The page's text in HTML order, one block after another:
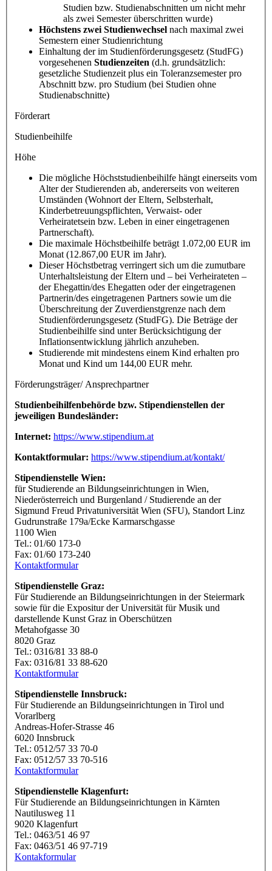
Studien bzw. Studienabschnitten um nicht mehr
als zwei Semester überschritten wurde)
Höchstens zwei Studienwechsel nach maximal zwei
Semestern einer Studienrichtung
Einhaltung der im Studienförderungsgesetz (StudFG)
vorgesehenen Studienzeiten (d.h. grundsätzlich:
gesetzliche Studienzeit plus ein Toleranzsemester pro
Abschnitt bzw. pro Studium (bei Studien ohne
Studienabschnitte)
Förderart
Studienbeihilfe
Höhe
Die mögliche Höchststudienbeihilfe hängt einerseits vom
Alter der Studierenden ab, andererseits von weiteren
Umständen (Wohnort der Eltern, Selbsterhalt,
Kinderbetreuungspflichten, Verwaist- oder
Verheiratetsein bzw. Leben in einer eingetragenen
Partnerschaft).
Die maximale Höchstbeihilfe beträgt 1.072,00 EUR im
Monat (12.867,00 EUR im Jahr).
Dieser Höchstbetrag verringert sich um die zumutbare
Unterhaltsleistung der Eltern und – bei Verheirateten –
der Ehegattin/des Ehegatten oder der eingetragenen
Partnerin/des eingetragenen Partners sowie um die
Überschreitung der Zuverdienstgrenze nach dem
Studienförderungsgesetz (StudFG). Die Beträge der
Studienbeihilfe sind unter Berücksichtigung der
Inflationsentwicklung jährlich anzuheben.
Studierende mit mindestens einem Kind erhalten pro
Monat und Kind um 144,00 EUR mehr.
Förderungsträger/ Ansprechpartner
Studienbeihilfenbehörde bzw. Stipendienstellen der
jeweiligen Bundesländer:
Internet: https://www.stipendium.at
Kontaktformular: https://www.stipendium.at/kontakt/
Stipendienstelle Wien:
für Studierende an Bildungseinrichtungen in Wien,
Niederösterreich und Burgenland / Studierende an der
Sigmund Freud Privatuniversität Wien (SFU), Standort Linz
Gudrunstraße 179a/Ecke Karmarschgasse
1100 Wien
Tel.: 01/60 173-0
Fax: 01/60 173-240
Kontaktformular
Stipendienstelle Graz:
Für Studierende an Bildungseinrichtungen in der Steiermark
sowie für die Expositur der Universität für Musik und
darstellende Kunst Graz in Oberschützen
Metahofgasse 30
8020 Graz
Tel.: 0316/81 33 88-0
Fax: 0316/81 33 88-620
Kontaktformular
Stipendienstelle Innsbruck:
Für Studierende an Bildungseinrichtungen in Tirol und
Vorarlberg
Andreas-Hofer-Strasse 46
6020 Innsbruck
Tel.: 0512/57 33 70-0
Fax: 0512/57 33 70-516
Kontaktformular
Stipendienstelle Klagenfurt:
Für Studierende an Bildungseinrichtungen in Kärnten
Nautilusweg 11
9020 Klagenfurt
Tel.: 0463/51 46 97
Fax: 0463/51 46 97-719
Kontakformular